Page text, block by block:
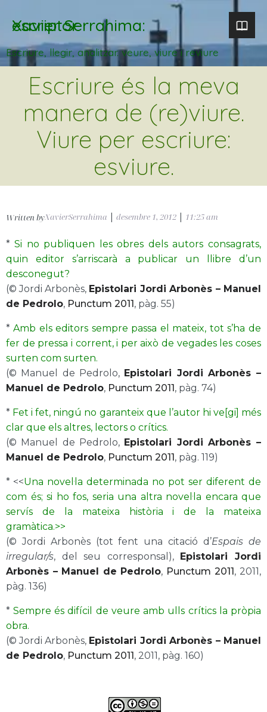
Xavier Serrahima: escriptor
Escriure, llegir, analitzar. veure, viure i reviure
Escriure és la meva
manera de (re)viure.
Viure per escriure:
esviure.
Written byXavierSerrahima desembre 1, 2012 11:25 am
* Si no publiquen les obres dels autors consagrats,
quin editor s’arriscarà a publicar un llibre d’un
desconegut?
(© Jordi Arbonès, Epistolari Jordi Arbonès – Manuel
de Pedrolo, Punctum 2011, pàg. 55)
* Amb els editors sempre passa el mateix, tot s’ha de
fer de pressa i corrent, i per això de vegades les coses
surten com surten.
(© Manuel de Pedrolo, Epistolari Jordi Arbonès –
Manuel de Pedrolo, Punctum 2011, pàg. 74)
* Fet i fet, ningú no garanteix que l’autor hi ve[gi] més
clar que els altres, lectors o crítics.
(© Manuel de Pedrolo, Epistolari Jordi Arbonès –
Manuel de Pedrolo, Punctum 2011, pàg. 119)
* <<Una novel·la determinada no pot ser diferent de
com és; si ho fos, seria una altra novel·la encara que
servís de la mateixa història i de la mateixa
gramàtica.>>
(© Jordi Arbonès (tot fent una citació d’Espais de
irregular/s, del seu corresponsal), Epistolari Jordi
Arbonès – Manuel de Pedrolo, Punctum 2011, 2011,
pàg. 136)
* Sempre és difícil de veure amb ulls crítics la pròpia
obra.
(© Jordi Arbonès, Epistolari Jordi Arbonès – Manuel
de Pedrolo, Punctum 2011, 2011, pàg. 160)